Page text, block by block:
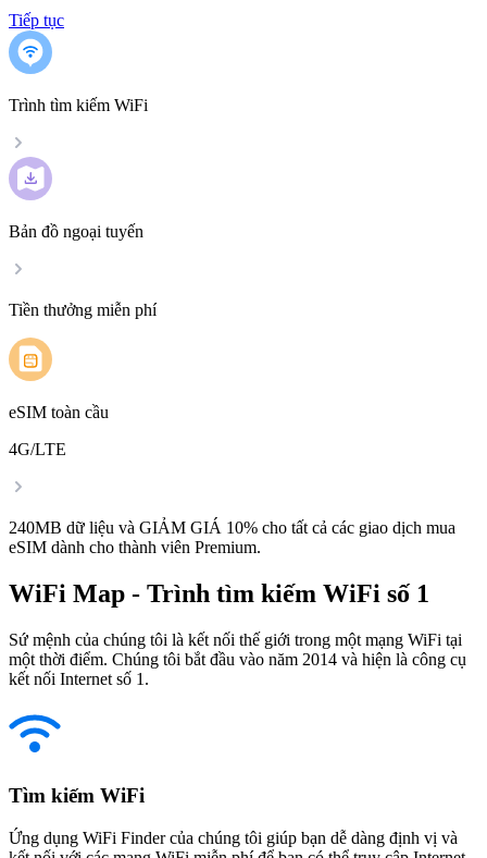
Tiếp tục
Trình tìm kiếm WiFi
Bản đồ ngoại tuyến
Tiền thưởng miễn phí
eSIM toàn cầu
4G/LTE
240MB dữ liệu và GIẢM GIÁ 10% cho tất cả các giao dịch mua
eSIM dành cho thành viên Premium.
WiFi Map - Trình tìm kiếm WiFi số 1
Sứ mệnh của chúng tôi là kết nối thế giới trong một mạng WiFi tại
một thời điểm. Chúng tôi bắt đầu vào năm 2014 và hiện là công cụ
kết nối Internet số 1.
Tìm kiếm WiFi
Ứng dụng WiFi Finder của chúng tôi giúp bạn dễ dàng định vị và